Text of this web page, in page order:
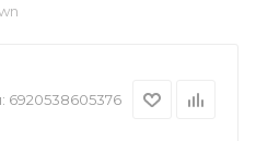
6920538605376